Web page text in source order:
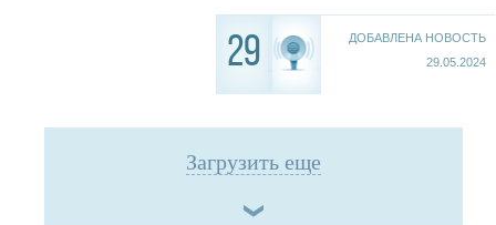
29
ДОБАВЛЕНА НОВОСТЬ
29.05.2024
Загрузить еще